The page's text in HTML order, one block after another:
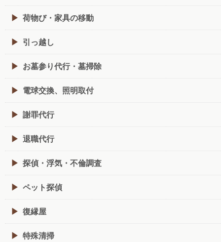
荷物び・家具の移動
引っ越し
お墓参り代行・墓掃除
電球交換、照明取付
謝罪代行
退職代行
探偵・浮気・不倫調査
ペット探偵
復縁屋
特殊清掃